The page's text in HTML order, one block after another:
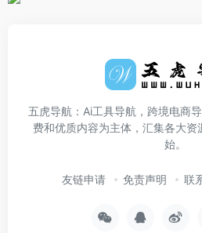
五虎导航：Ai工具导航，跨境电商
费和优质内容为主体，汇集各大
始。
友链申请 免责声明 联